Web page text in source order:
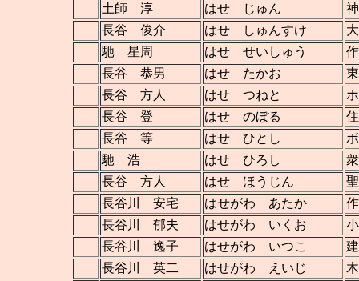
土師 淳 はせ じゅん
長谷 俊介
はせ しゅんすけ
馳 星周
はせ せいしゅう
長谷 恭男
はせ たかお
長谷 方人
はせ つねと
長谷 登
はせ のぼる
長谷 等
はせ ひとし
馳 浩
はせ ひろし
長谷 方人
はせ ほうじん
長谷川 安宅
はせがわ あたか
長谷川 郁夫
はせがわ いくお
長谷川 逸子
はせがわ いつこ
長谷川 英二
はせがわ えいじ